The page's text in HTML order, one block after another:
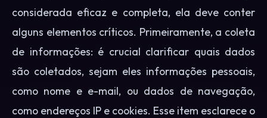
considerada eficaz e completa, ela deve conter
alguns elementos críticos. Primeiramente, a coleta
de informações: é crucial clarificar quais dados
são coletados, sejam eles informações pessoais,
como nome e e-mail, ou dados de navegação,
como endereços IP e cookies. Esse item esclarece o